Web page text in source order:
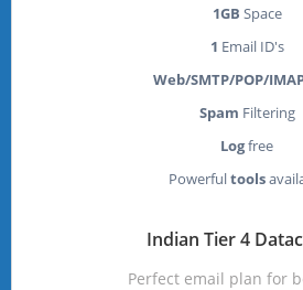
1GB Space
1 Email ID's
Web/SMTP/POP/
Spam Filtering
Logfree
Powerfultools
Indian Tier 4
Perfect email plan for